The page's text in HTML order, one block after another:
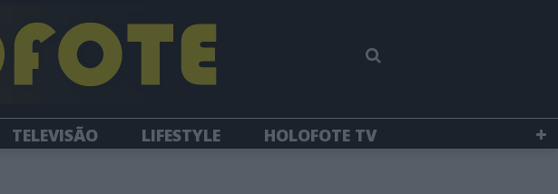
TELEVISÃO LIFESTYLE
HOLOFOTE TV